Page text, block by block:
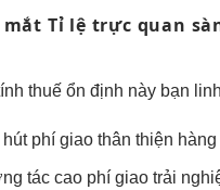
Tỉ lệ trực quan
thuế ổn định này bạn
hútphí giao thân thiện
tác caophí giao trải